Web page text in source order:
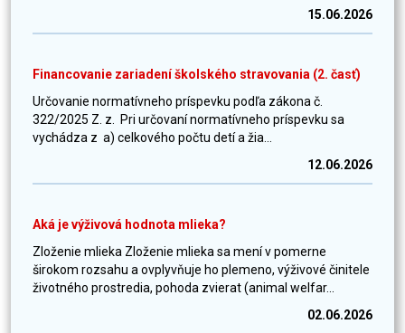
15.06.2026
Financovanie zariadení školského stravovania (2. časť)
Určovanie normatívneho príspevku podľa zákona č.
322/2025 Z. z. Pri určovaní normatívneho príspevku sa
vychádza z a) celkového počtu detí a žia...
12.06.2026
Aká je výživová hodnota mlieka?
Zloženie mlieka Zloženie mlieka sa mení v pomerne
širokom rozsahu a ovplyvňuje ho plemeno, výživové činitele
životného prostredia, pohoda zvierat (animal welfar...
02.06.2026